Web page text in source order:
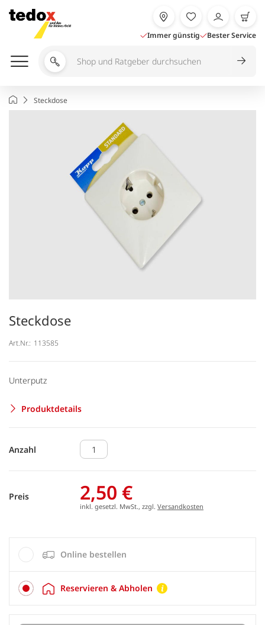
Inhalt
springen
Immer günstig Bester Service
Shop
durchsuchen
StartseiteSteckdose
Steckdose
Art.Nr.: 113585
Unterputz
Produktdetails
Anzahl
Preis 2,50 €
inkl. gesetzl. MwSt., zzgl. Versandkosten
Online bestellen
Reservieren & Abholen